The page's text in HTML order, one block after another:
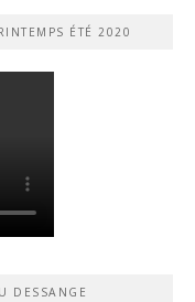
ÉTÉ 2020
DESSANGE